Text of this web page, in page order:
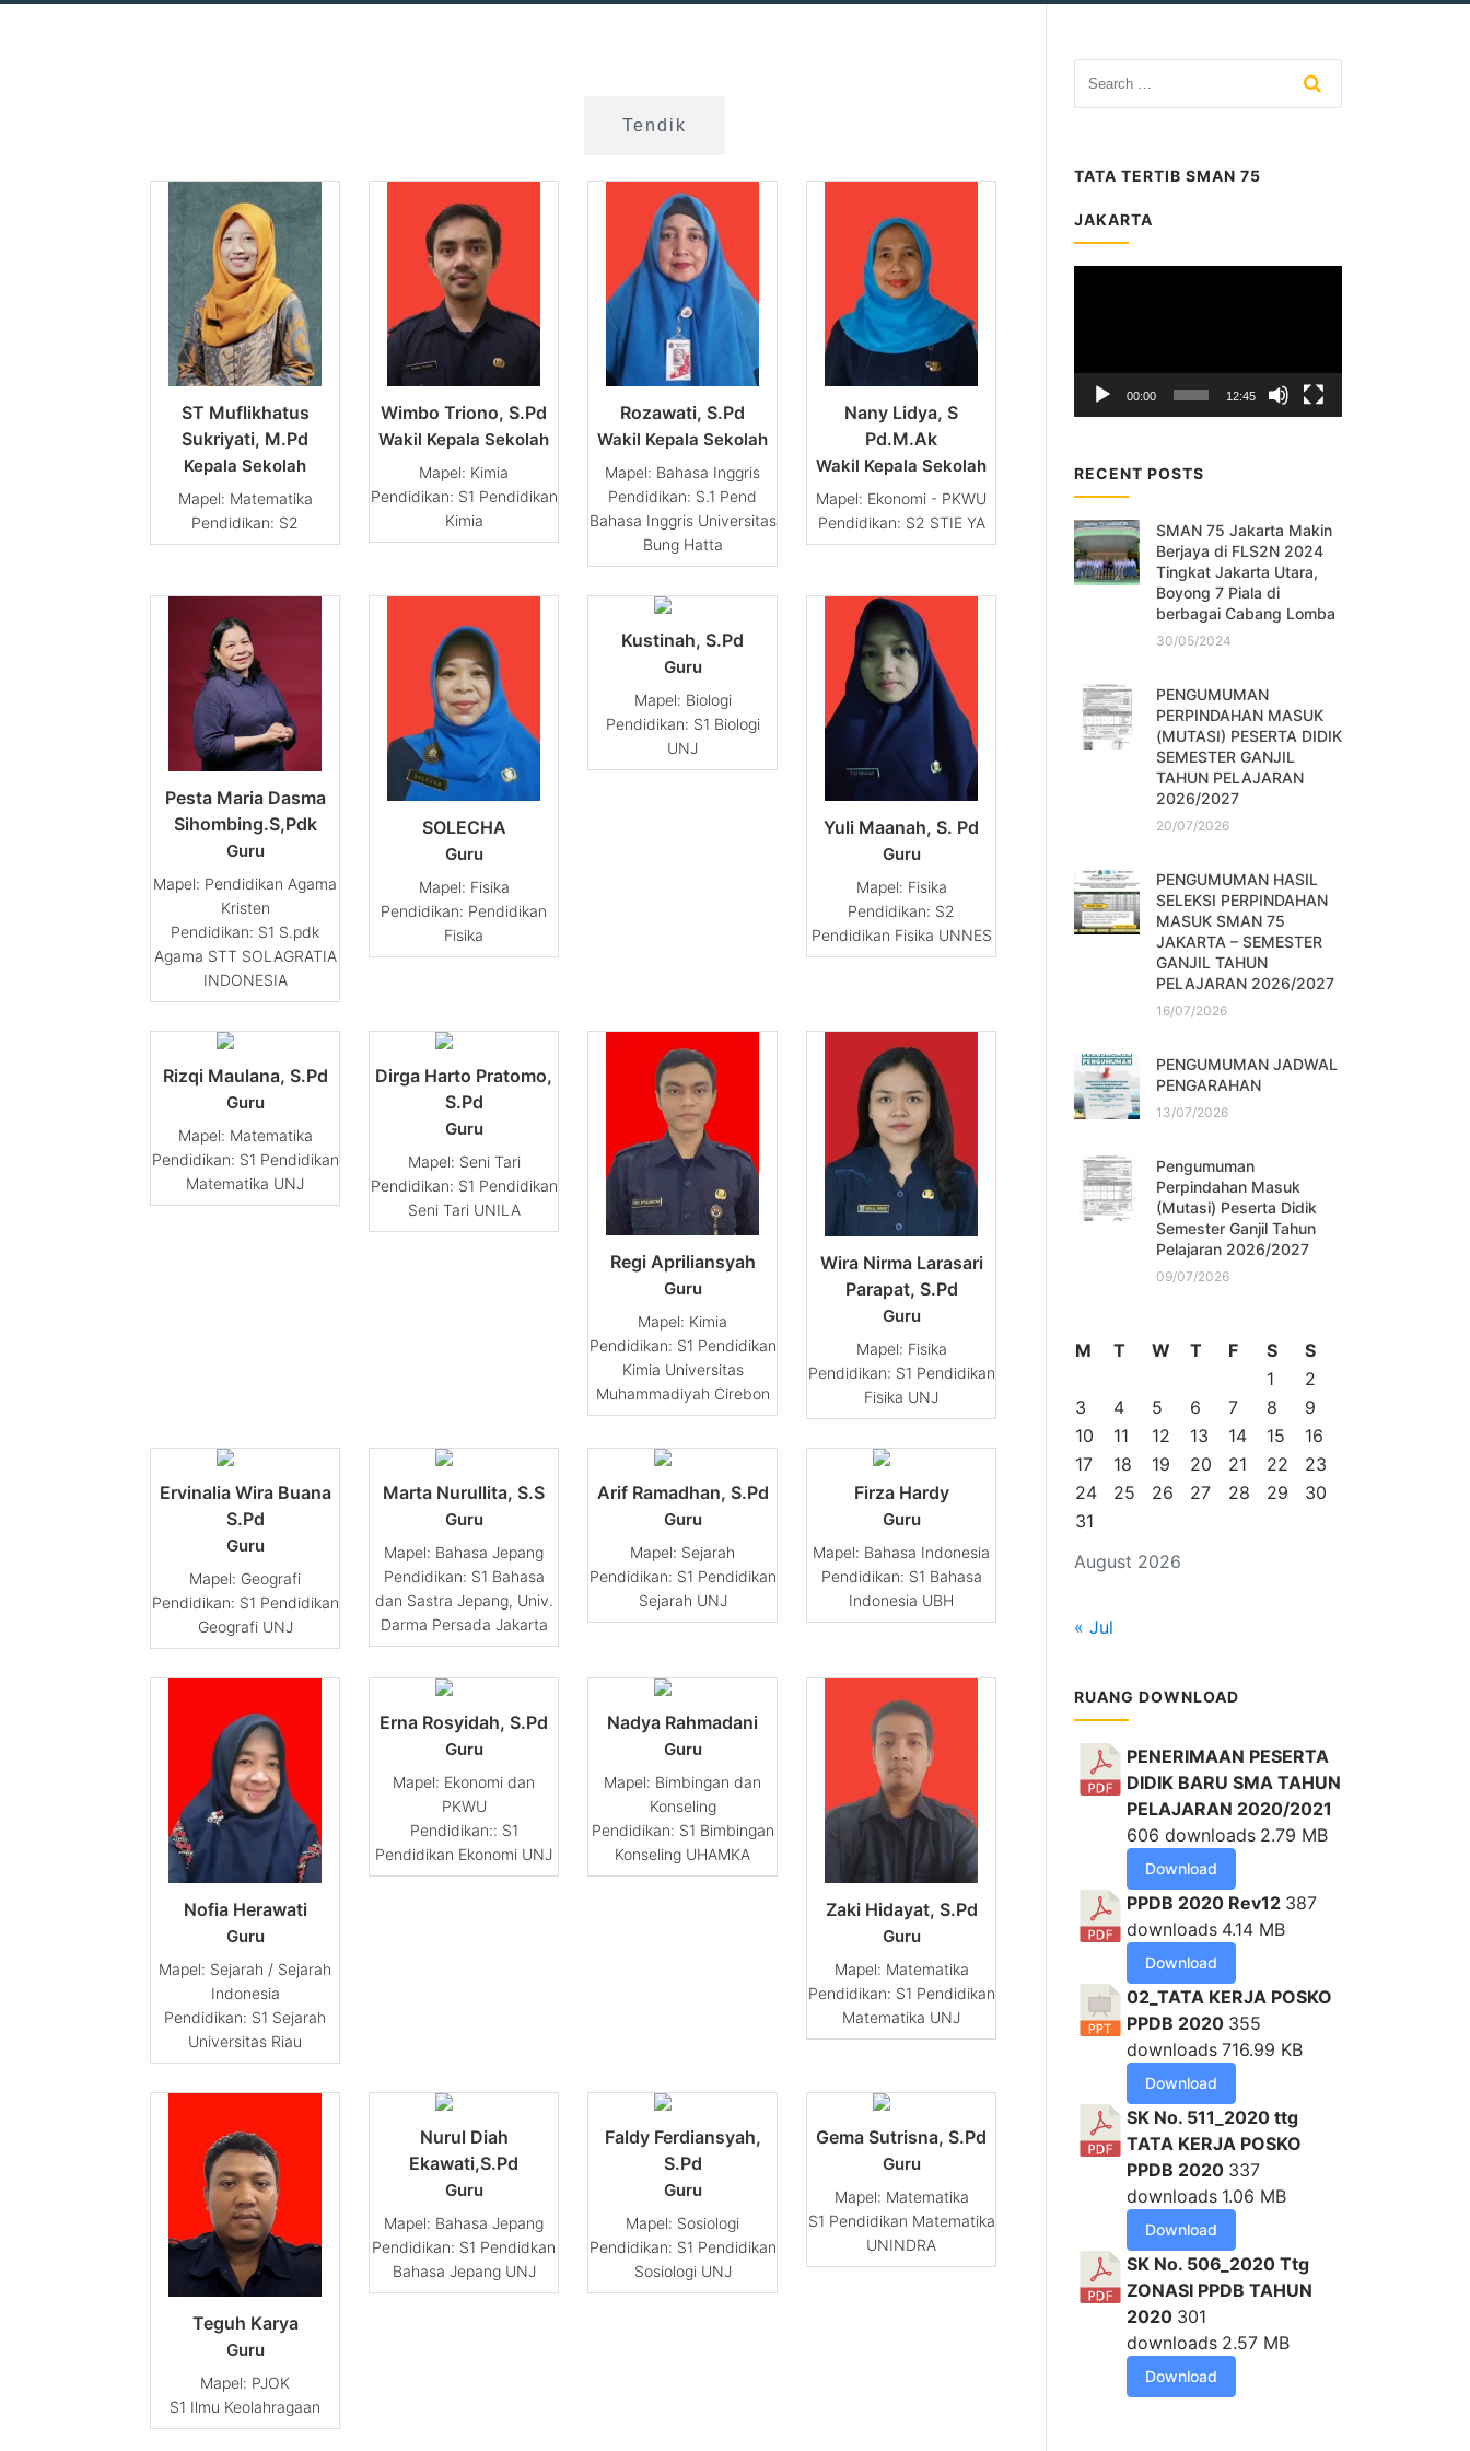
Tendik
ST Muflikhatus
Sukriyati, M.Pd
Kepala Sekolah
Matematika
Pendidikan: S2
Wimbo Triono, S.Pd
Wakil Kepala Sekolah
Kimia
Pendidikan: S1 Pendidikan
Kimia
Rozawati, S.Pd
Wakil Kepala Sekolah
Bahasa Inggris
Pendidikan: S.1 Pend
Bahasa Inggris Universitas
Bung Hatta
Nany Lidya, S
Pd.M.Ak
Wakil Kepala Sekolah
Ekonomi - PKWU
Pendidikan: S2 STIE YA
Pesta Maria Dasma
Sihombing.S,Pdk
Guru
Pendidikan Agama
Kristen
Pendidikan: S1 S.pdk
Agama STT SOLAGRATIA
INDONESIA
SOLECHA
Guru
Fisika
Pendidikan: Pendidikan
Fisika
Kustinah, S.Pd
Guru
Biologi
Pendidikan: S1 Biologi
UNJ
Yuli Maanah, S. Pd
Guru
Fisika
Pendidikan: S2
Pendidikan Fisika UNNES
Rizqi Maulana, S.Pd
Guru
Matematika
Pendidikan: S1 Pendidikan
Matematika UNJ
Dirga Harto Pratomo,
S.Pd
Guru
Seni Tari
Pendidikan: S1 Pendidikan
Seni Tari UNILA
Regi Apriliansyah
Guru
Kimia
Pendidikan: S1 Pendidikan
Kimia Universitas
Muhammadiyah Cirebon
Wira Nirma Larasari
Parapat, S.Pd
Guru
Fisika
Pendidikan: S1 Pendidikan
Fisika UNJ
Ervinalia Wira Buana
S.Pd
Guru
Geografi
Pendidikan: S1 Pendidikan
Geografi UNJ
Marta Nurullita, S.S
Guru
Bahasa Jepang
Pendidikan: S1 Bahasa
dan Sastra Jepang, Univ.
Darma Persada Jakarta
Arif Ramadhan, S.Pd
Guru
Sejarah
Pendidikan: S1 Pendidikan
Sejarah UNJ
Firza Hardy
Guru
Bahasa Indonesia
Pendidikan: S1 Bahasa
Indonesia UBH
Nofia Herawati
Guru
Sejarah / Sejarah
Indonesia
Pendidikan: S1 Sejarah
Universitas Riau
Erna Rosyidah, S.Pd
Guru
Ekonomi dan
PKWU
Pendidikan:: S1
Pendidikan Ekonomi UNJ
Nadya Rahmadani
Guru
Bimbingan dan
Konseling
Pendidikan: S1 Bimbingan
Konseling UHAMKA
Zaki Hidayat, S.Pd
Guru
Matematika
Pendidikan: S1 Pendidikan
Matematika UNJ
Teguh Karya
Guru
PJOK
S1 Ilmu Keolahragaan
Nurul Diah
Ekawati,S.Pd
Guru
Bahasa Jepang
Pendidikan: S1 Pendidkan
Bahasa Jepang UNJ
Faldy Ferdiansyah,
S.Pd
Guru
Sosiologi
Pendidikan: S1 Pendidikan
Sosiologi UNJ
Gema Sutrisna, S.Pd
Guru
Matematika
S1 Pendidikan Matematika
UNINDRA
TATA TERTIB SMAN 75
JAKARTA
00:00 12:45
RECENT POSTS
SMAN 75 Jakarta Makin
Berjaya di FLS2N 2024
Tingkat Jakarta Utara,
Boyong 7 Piala di
berbagai Cabang Lomba
30/05/2024
PENGUMUMAN
PERPINDAHAN MASUK
(MUTASI) PESERTA DIDIK
SEMESTER GANJIL
TAHUN PELAJARAN
2026/2027
20/07/2026
PENGUMUMAN HASIL
SELEKSI PERPINDAHAN
MASUK SMAN 75
JAKARTA – SEMESTER
GANJIL TAHUN
PELAJARAN 2026/2027
16/07/2026
PENGUMUMAN JADWAL
PENGARAHAN
13/07/2026
Pengumuman
Perpindahan Masuk
(Mutasi) Peserta Didik
Semester Ganjil Tahun
Pelajaran 2026/2027
09/07/2026
August 2026
M T W T F S
S
1
2
3
4 5 6 7 8
9
10
11 12 13 14 15
16
17
18 19 20 21 22
23
24
25 26 27 28 29
30
31
« Jul
RUANG DOWNLOAD
PENERIMAAN PESERTA
DIDIK BARU SMA TAHUN
PELAJARAN 2020/2021
606 downloads 2.79 MB
Download
PPDB 2020 Rev12 387
downloads 4.14 MB
Download
02_TATA KERJA POSKO
PPDB 2020 355
downloads 716.99 KB
Download
SK No. 511_2020 ttg
TATA KERJA POSKO
PPDB 2020 337
downloads 1.06 MB
Download
SK No. 506_2020 Ttg
ZONASI PPDB TAHUN
2020 301
downloads 2.57 MB
Download